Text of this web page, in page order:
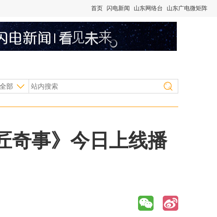
首页 闪电新闻 山东网络台 山东广电微矩阵
部
事》今日上线播